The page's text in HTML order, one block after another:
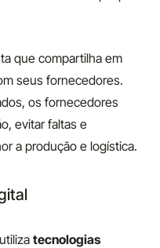
que compartilha em
seus fornecedores.
os fornecedores
evitar faltas e
a produção e logística.
tecnologias